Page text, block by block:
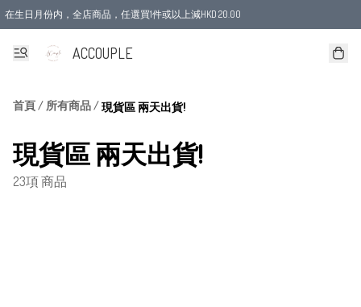
在生日月份内，全店商品，任選買1件或以上減HKD 20.00
ACCOUPLE
首頁 / 所有商品 /現貨區 兩天出貨!
現貨區 兩天出貨!
23項 商品